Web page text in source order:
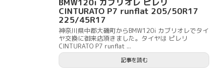
BMW120i カブリオレ ピレリ
CINTURATO P7 runflat 205/50R17
225/45R17
神奈川県中郡大磯町からBMW120i カブリオレでタイ
ヤ交換に御来店頂きました。タイヤは ピレリ
CINTURATO P7 runflat ...
記事を読む